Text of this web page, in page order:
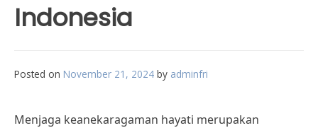
Indonesia
Posted on November 21, 2024 by adminfri
Menjaga keanekaragaman hayati merupakan